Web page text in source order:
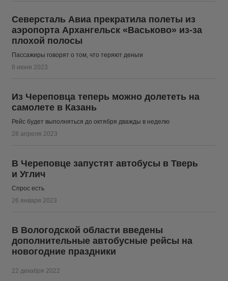
Северсталь Авиа прекратила полеты из
аэропорта Архангельск «Васьково» из-за
плохой полосы
Пассажиры говорят о том, что теряют деньги
8 июня 2023
Из Череповца теперь можно долететь на
самолете в Казань
Рейс будет выполняться до октября дважды в неделю
28 апреля 2023
В Череповце запустят автобусы в Тверь
и Углич
Спрос есть
26 января 2023
В Вологодской области введены
дополнительные автобусные рейсы на
новогодние праздники
22 декабря 2022